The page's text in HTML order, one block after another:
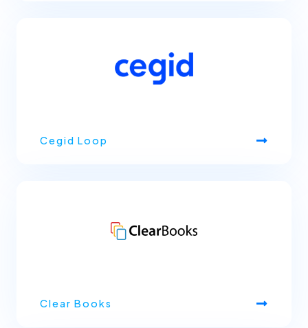
Cegid Loop
Clear Books